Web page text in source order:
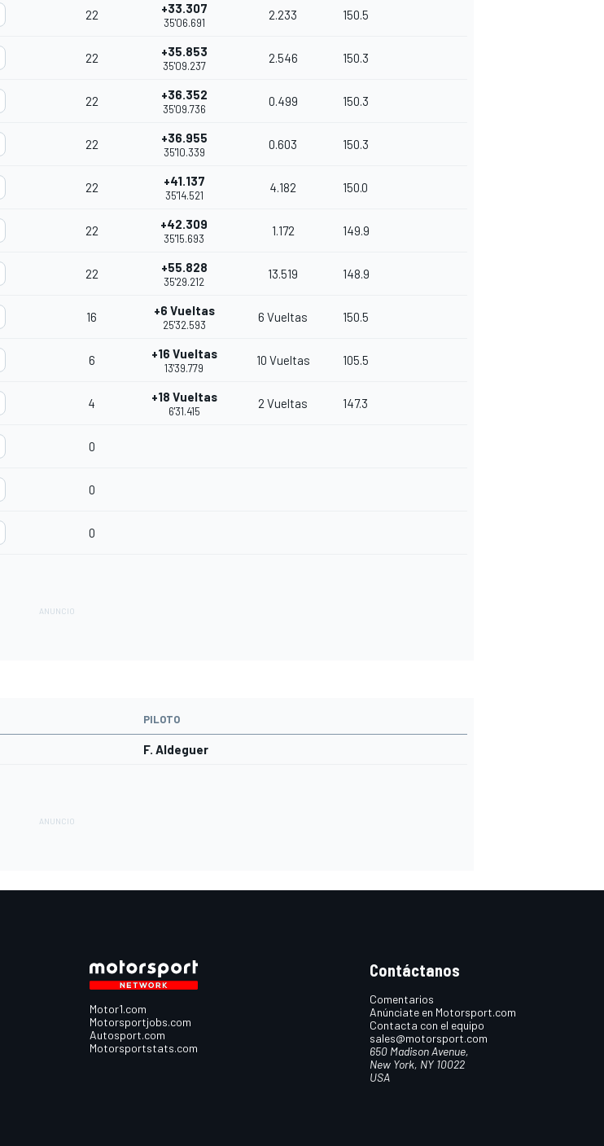
22 +33.307
35'06.691
2.233 150.5
22 +35.853
35'09.237
2.546 150.3
22 +36.352
35'09.736
0.499 150.3
22 +36.955
35'10.339
0.603 150.3
22 +41.137
35'14.521
4.182 150.0
22 +42.309
35'15.693
1.172 149.9
22 +55.828
35'29.212
13.519 148.9
16 +6 Vueltas
25'32.593
6 Vueltas 150.5
6 +16 Vueltas
13'39.779
10 Vueltas 105.5
4 +18 Vueltas
6'31.415
2 Vueltas 147.3
0
0
0
PILOTO
F. Aldeguer
Motor1.com
Motorsportjobs.com
Autosport.com
Motorsportstats.com
Contáctanos
Comentarios
Anúnciate en Motorsport.com
Contacta con el equipo
sales@motorsport.com
650 Madison Avenue,
New York, NY 10022
USA